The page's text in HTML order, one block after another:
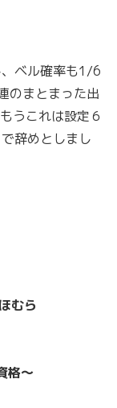
ベル確率も1/6
のまとまった出
うこれは設定６
辞めとしまし
むら
格～